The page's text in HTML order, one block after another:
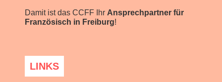
Damit ist das CCFF Ihr Ansprechpartner für
Französisch in Freiburg!
LINKS